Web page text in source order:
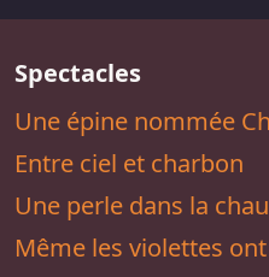
Spectacles
Une épine nommée
Entre ciel et charbon
Une perle dans la
Même les violettes